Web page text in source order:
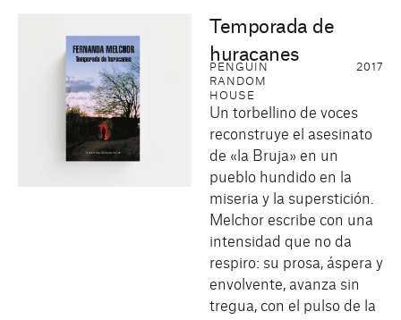
Temporada de
huracanes
PENGUIN
RANDOM
HOUSE
2017
Un torbellino de voces
reconstruye el asesinato
de «la Bruja» en un
pueblo hundido en la
miseria y la superstición.
Melchor escribe con una
intensidad que no da
respiro: su prosa, áspera y
envolvente, avanza sin
tregua, con el pulso de la